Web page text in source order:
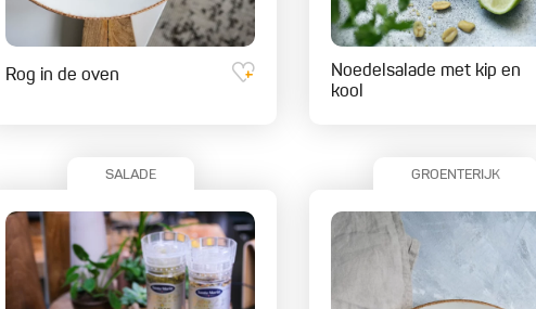
Rog in de oven
Noedelsalade met kip en
kool
SALADE GROENTERIJK